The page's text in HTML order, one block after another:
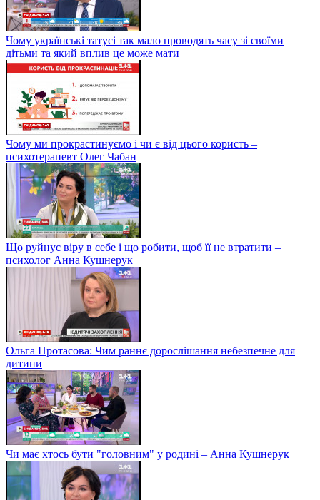
Чому українські татусі так мало проводять часу зі своїми
дітьми та який вплив це може мати
Чому ми прокрастинуємо і чи є від цього користь –
психотерапевт Олег Чабан
Що руйнує віру в себе і що робити, щоб її не втратити –
психолог Анна Кушнерук
Ольга Протасова: Чим раннє дорослішання небезпечне для
дитини
Чи має хтось бути "головним" у родині – Анна Кушнерук